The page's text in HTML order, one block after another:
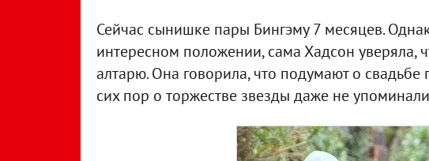
Сейчас сынишке пары Бингэму 7 месяцев.
интересном положении, сама Хадсон уверяла,
алтарю. Она говорила, что подумают о
сих пор о торжестве звезды даже не